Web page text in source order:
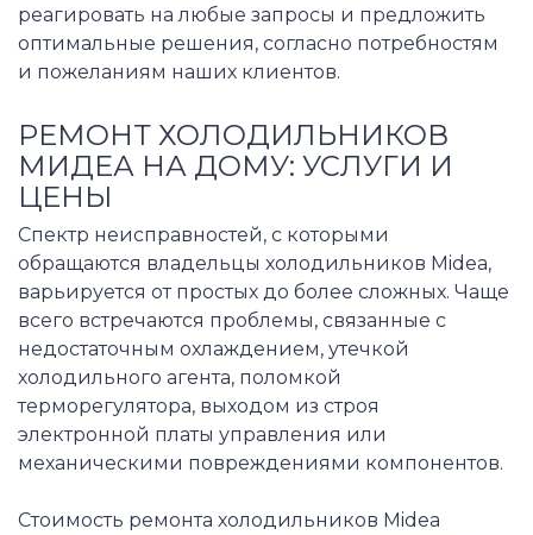
реагировать на любые запросы и предложить
оптимальные решения, согласно потребностям
и пожеланиям наших клиентов.
РЕМОНТ ХОЛОДИЛЬНИКОВ
МИДЕА НА ДОМУ: УСЛУГИ И
ЦЕНЫ
Спектр неисправностей, с которыми
обращаются владельцы холодильников Midea,
варьируется от простых до более сложных. Чаще
всего встречаются проблемы, связанные с
недостаточным охлаждением, утечкой
холодильного агента, поломкой
терморегулятора, выходом из строя
электронной платы управления или
механическими повреждениями компонентов.
Стоимость ремонта холодильников Midea